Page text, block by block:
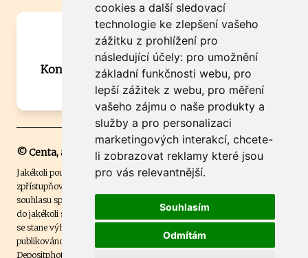
cookies a další sledovací
technologie ke zlepšení vašeho
zážitku z prohlížení pro
následující účely: pro umožnění
základní funkčnosti webu, pro
lepší zážitek z webu, pro měření
vašeho zájmu o naše produkty a
služby a pro personalizaci
marketingových interakcí, chcete-
li zobrazovat reklamy které jsou
pro vás relevantnější.
Souhlasím
Odmítám
Máte zajímavou informaci? Chcete
spolupracovat?
Kontaktujte šéfredaktora Martina Chalupu:
chalupa@ctidoma.cz
© Centa, a.s.
Jakékoli použití obsahu včetně převzetí, šíření či dalšího užití a
zpřístupňování textových či obrazových materiálů bez písemného
souhlasu společnosti Centa,a.s. je zakázáno. Čtenář svým přihlášením
do jakékoli soutěže na našem webu dává souhlas s tím, že v případě, že
se stane výhercem této soutěže, může být jeho jméno na webu
publikováno. Centa, a.s. využívala licenci ČTK a využívá fotografie z
Depositphotos